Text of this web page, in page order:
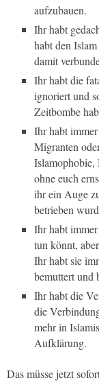
aufzubauen.
Ihr habt
habt den
damit
Ihr habt die
ignoriert und
Zeitbombe
Ihr habt
Migranten
Islamophobie,
ohne euch
ihr ein Auge
betrieben
Ihr habt
tun könnt,
Ihr habt sie
bemuttert und
Ihr habt die
die
mehr in
Aufklärung.
Das müsse jetzt